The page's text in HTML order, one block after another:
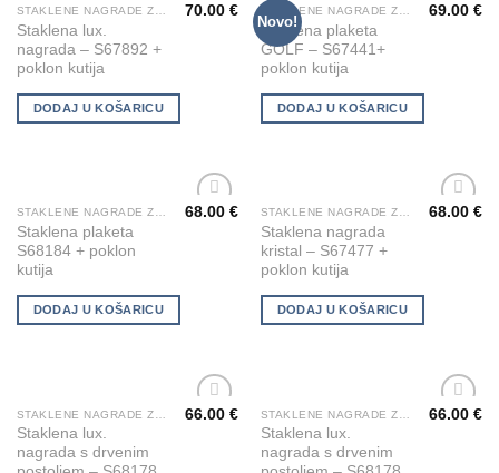
chosen
on
the
product
page
Staklena lux.
nagrada – S67892 +
poklon kutija
70.00€
DODAJ U KOŠARICU
Novo!
Staklena plaketa
GOLF – S67441+
poklon kutija
69.00€
DODAJ U KOŠARICU
STAKLENE NAGRADE ZA GRAVIRANJE
Staklena plaketa
S68184 + poklon
kutija
68.00€
DODAJ U KOŠARICU
STAKLENE NAGRADE ZA GRAVIRANJE
Staklena nagrada
kristal – S67477 +
poklon kutija
68.00€
DODAJ U KOŠARICU
Staklena lux.
nagrada s drvenim
66.00€
Staklena lux.
nagrada s drvenim
66.00€